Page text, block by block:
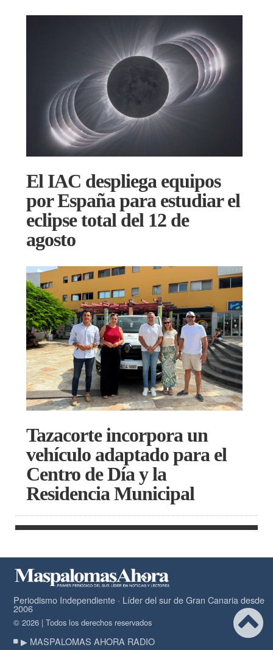
El IAC despliega equipos
por España para estudiar el
eclipse total del 12 de
agosto
Tazacorte incorpora un
vehículo adaptado para el
Centro de Día y la
Residencia Municipal
Periodismo Independiente · Líder del sur de Gran Canaria desde
2006
© 2026 | Todos los derechos reservados
▶ MASPALOMAS AHORA RADIO